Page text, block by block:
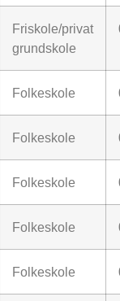
Friskole/privat
grundskole
Folkeskole
Folkeskole
Folkeskole
Folkeskole
Folkeskole